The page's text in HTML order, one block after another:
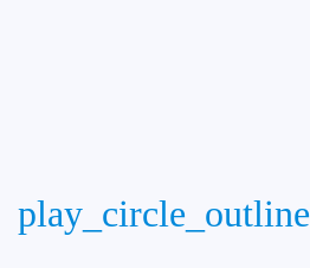
play_circle_outline